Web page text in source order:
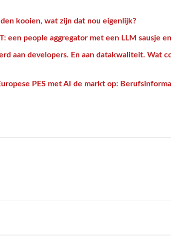
kooien, wat zijn dat nou eigenlijk?
een people aggregator met een LLM sausje
aan developers. En aan datakwaliteit. Wat
PES met AI de markt op: